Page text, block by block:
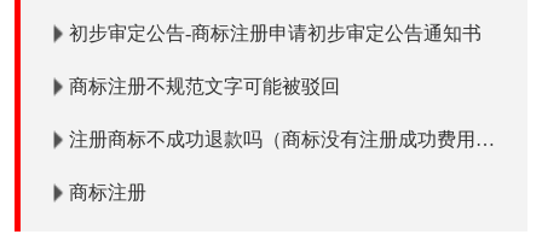
初步审定公告-商标注册申请初步审定公告通知书
商标注册不规范文字可能被驳回
注册商标不成功退款吗（商标没有注册成功费用退
商标注册